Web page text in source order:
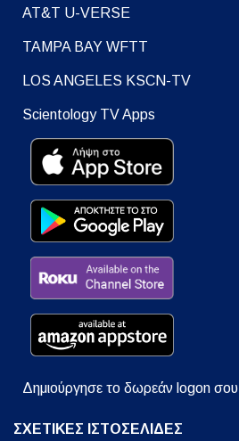
AT&T U-VERSE
TAMPA BAY WFTT
LOS ANGELES KSCN-TV
Scientology TV Apps
Δημιούργησε το δωρεάν logon σου
ΣΧΕΤΙΚΕΣ ΙΣΤΟΣΕΛΙΔΕΣ